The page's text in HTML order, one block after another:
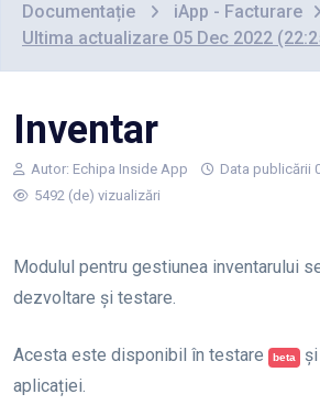
Documentație iApp - Facturare
Ultima actualizare 05 Dec 2022
Inventar
Autor: Echipa Inside App
Data publicării
5492 (de) vizualizări
Modulul pentru gestiunea inventarului
dezvoltare și testare.
Acesta este disponibil în testare beta și
aplicației.